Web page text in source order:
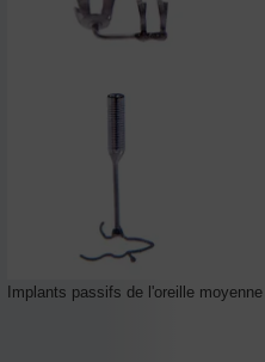
Implants passifs de l'oreille moyenne